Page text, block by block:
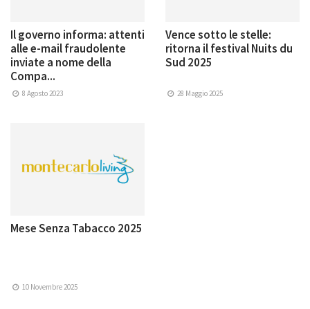
Il governo informa: attenti
alle e-mail fraudolente
inviate a nome della
Compa...
8 Agosto 2023
Vence sotto le stelle:
ritorna il festival Nuits du
Sud 2025
28 Maggio 2025
Mese Senza Tabacco 2025
10 Novembre 2025